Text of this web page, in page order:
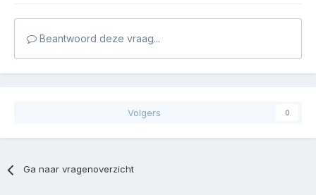
Beantwoord deze vraag...
Volgers 0
Ga naar vragenoverzicht